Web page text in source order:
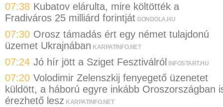
07:38 Kubatov elárulta, mire költötték a
Fradiváros 25 milliárd forintját GONDOLA.HU
07:30 Orosz támadás ért egy német tulajdonú
üzemet Ukrajnában KARPATINFO.NET
07:24 Jó hír jött a Sziget Fesztiválról INFOSTART.HU
07:20 Volodimir Zelenszkij fenyegető üzenetet
küldött, a háború egyre inkább Oroszországban
érezhető lesz KARPATINFO.NET